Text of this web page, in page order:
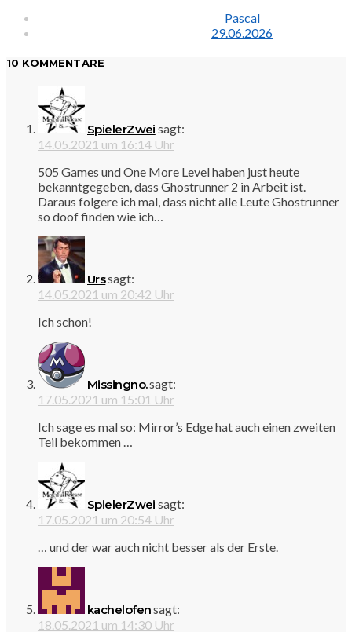
Pascal
29.06.2026
10 KOMMENTARE
SpielerZwei sagt:
14.05.2021 um 16:14 Uhr
505 Games und One More Level haben just heute
bekanntgegeben, dass Ghostrunner 2 in Arbeit ist.
Daraus folgere ich mal, dass nicht alle Leute Ghostrunner
so doof finden wie ich…
Urssagt:
14.05.2021 um 20:42 Uhr
Ich schon!
Missingno.sagt:
17.05.2021 um 15:01 Uhr
Ich sage es mal so: Mirror’s Edge hat auch einen zweiten
Teil bekommen …
SpielerZwei sagt:
17.05.2021 um 20:54 Uhr
… und der war auch nicht besser als der Erste.
kachelofensagt:
18.05.2021 um 14:30 Uhr